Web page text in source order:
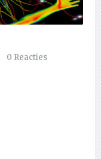
0 Reacties